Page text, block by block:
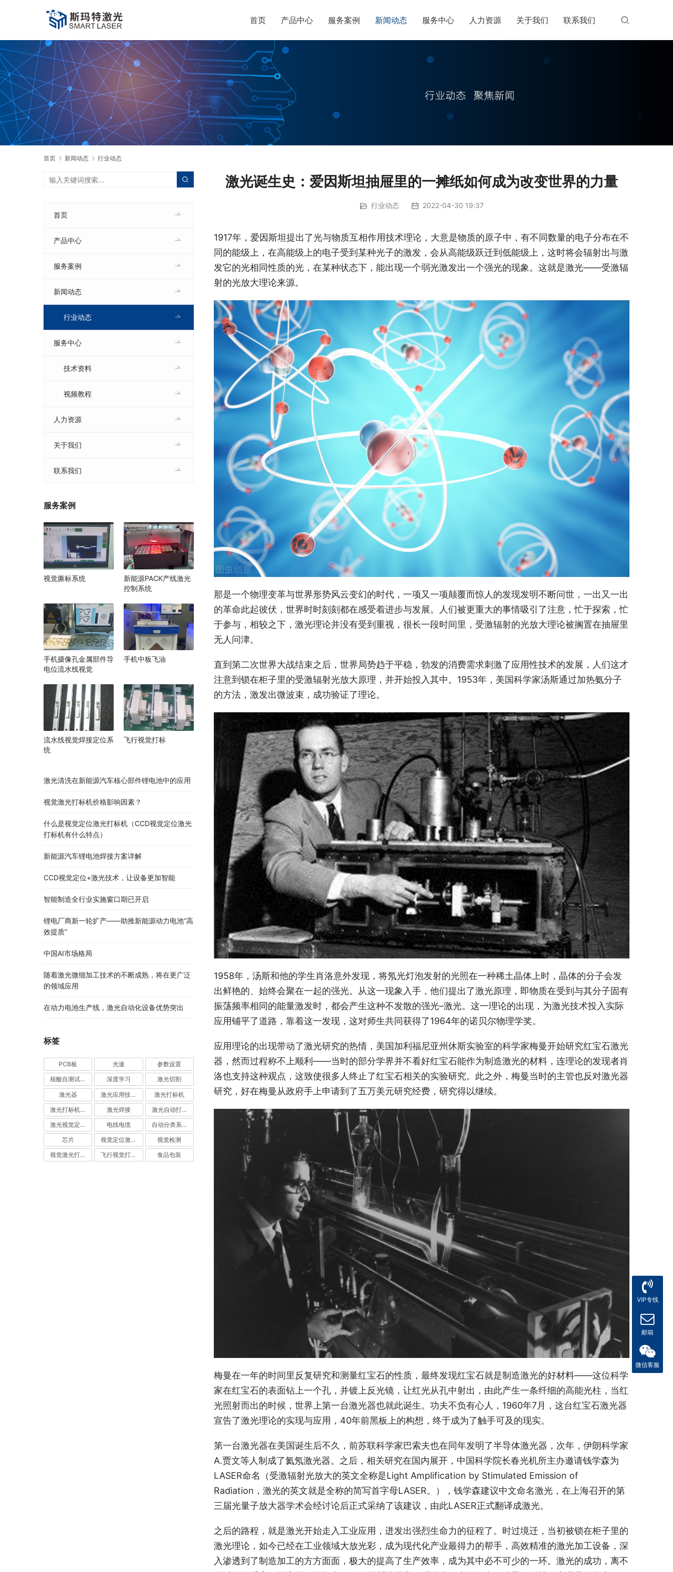
首页 产品中心 服务案例 新闻动态 服务中心 人力资源 关于我们 联系我们
首页 新闻动态 行业动态
激光诞生史：爱因斯坦抽屉里的一摊纸如何成为改变世界的力量
行业动态 2022-04-30 19:37
1917年，爱因斯坦提出了光与物质互相作用技术理论，大意是物质的原子中，有不同数量的电子分布在不
同的能级上，在高能级上的电子受到某种光子的激发，会从高能级跃迁到低能级上，这时将会辐射出与激
发它的光相同性质的光，在某种状态下，能出现一个弱光激发出一个强光的现象。这就是激光——受激辐
射的光放大理论来源。
那是一个物理变革与世界形势风云变幻的时代，一项又一项颠覆而惊人的发现发明不断问世，一出又一出
的革命此起彼伏，世界时时刻刻都在感受着进步与发展。人们被更重大的事情吸引了注意，忙于探索，忙
于参与，相较之下，激光理论并没有受到重视，很长一段时间里，受激辐射的光放大理论被搁置在抽屉里
无人问津。
直到第二次世界大战结束之后，世界局势趋于平稳，勃发的消费需求刺激了应用性技术的发展，人们这才
注意到锁在柜子里的受激辐射光放大原理，并开始投入其中。1953年，美国科学家汤斯通过加热氨分子
的方法，激发出微波束，成功验证了理论。
1958年，汤斯和他的学生肖洛意外发现，将氖光灯泡发射的光照在一种稀土晶体上时，晶体的分子会发
出鲜艳的、始终会聚在一起的强光。从这一现象入手，他们提出了激光原理，即物质在受到与其分子固有
振荡频率相同的能量激发时，都会产生这种不发散的强光–激光。这一理论的出现，为激光技术投入实际
应用铺平了道路，靠着这一发现，这对师生共同获得了1964年的诺贝尔物理学奖。
应用理论的出现带动了激光研究的热情，美国加利福尼亚州休斯实验室的科学家梅曼开始研究红宝石激光
器，然而过程称不上顺利——当时的部分学界并不看好红宝石能作为制造激光的材料，连理论的发现者肖
洛也支持这种观点，这致使很多人终止了红宝石相关的实验研究。此之外，梅曼当时的主管也反对激光器
研究，好在梅曼从政府手上申请到了五万美元研究经费，研究得以继续。
梅曼在一年的时间里反复研究和测量红宝石的性质，最终发现红宝石就是制造激光的好材料——这位科学
家在红宝石的表面钻上一个孔，并镀上反光镜，让红光从孔中射出，由此产生一条纤细的高能光柱，当红
光照射而出的时候，世界上第一台激光器也就此诞生。功夫不负有心人，1960年7月，这台红宝石激光器
宣告了激光理论的实现与应用，40年前黑板上的构想，终于成为了触手可及的现实。
第一台激光器在美国诞生后不久，前苏联科学家巴索夫也在同年发明了半导体激光器，次年，伊朗科学家
A.贾文等人制成了氦氖激光器。之后，相关研究在国内展开，中国科学院长春光机所主办邀请钱学森为
LASER命名（受激辐射光放大的英文全称是Light Amplification by Stimulated Emission of
Radiation，激光的英文就是全称的简写首字母LASER。），钱学森建议中文命名激光，在上海召开的第
三届光量子放大器学术会经讨论后正式采纳了该建议，由此LASER正式翻译成激光。
之后的路程，就是激光开始走入工业应用，迸发出强烈生命力的征程了。时过境迁，当初被锁在柜子里的
激光理论，如今已经在工业领域大放光彩，成为现代化产业最得力的帮手，高效精准的激光加工设备，深
入渗透到了制造加工的方方面面，极大的提高了生产效率，成为其中必不可少的一环。激光的成功，离不
首页
产品中心
服务案例
新闻动态
行业动态
服务中心
技术资料
视频教程
人力资源
关于我们
联系我们
服务案例
视觉撕标系统
新能源PACK产线激光
控制系统
手机摄像孔金属部件导
电位流水线视觉
手机中板飞油
流水线视觉焊接定位系
统
飞行视觉打标
激光清洗在新能源汽车核心部件锂电池中的应用
视觉激光打标机价格影响因素？
什么是视觉定位激光打标机（CCD视觉定位激光
打标机有什么特点）
新能源汽车锂电池焊接方案详解
CCD视觉定位+激光技术，让设备更加智能
智能制造全行业实施窗口期已开启
锂电厂商新一轮扩产——助推新能源动力电池“高
效提质”
中国AI市场格局
随着激光微细加工技术的不断成熟，将在更广泛
的领域应用
在动力电池生产线，激光自动化设备优势突出
标签
PCB板 光速 参数设置
核酸自测试剂盒 深度学习 激光切割
激光器 激光应用技术 激光打标机
激光打标机品牌厂家前十名 激光焊接 激光自动打标机
激光视觉定位 电线电缆 自动分类系统
芯片 视觉定位激光打标机 视觉检测
视觉激光打标机 飞行视觉打标系统 食品包装
VIP专线
邮箱
微信客服